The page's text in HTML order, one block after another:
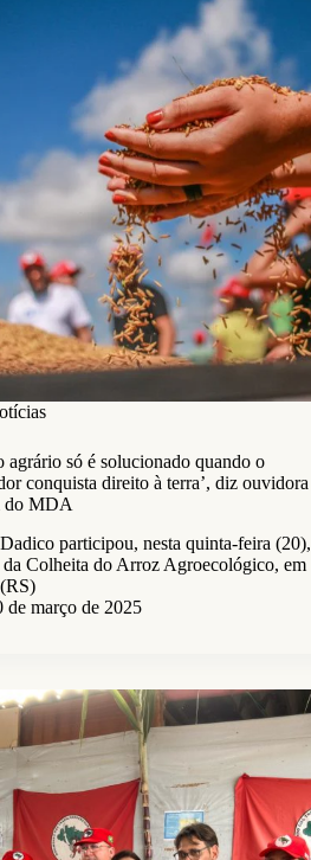
agrário só é solucionado quando o
conquista direito à terra’, diz ouvidora
do MDA
participou, nesta quinta-feira (20),
da Colheita do Arroz Agroecológico, em
de março de 2025